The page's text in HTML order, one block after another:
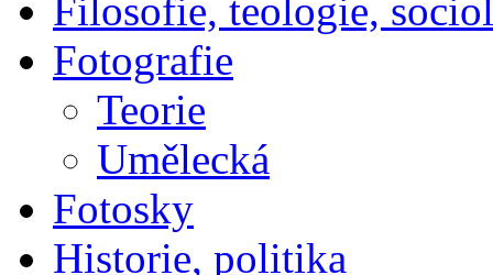
Filosofie, teologie,
Fotografie
Teorie
Umělecká
Fotosky
Historie, politika